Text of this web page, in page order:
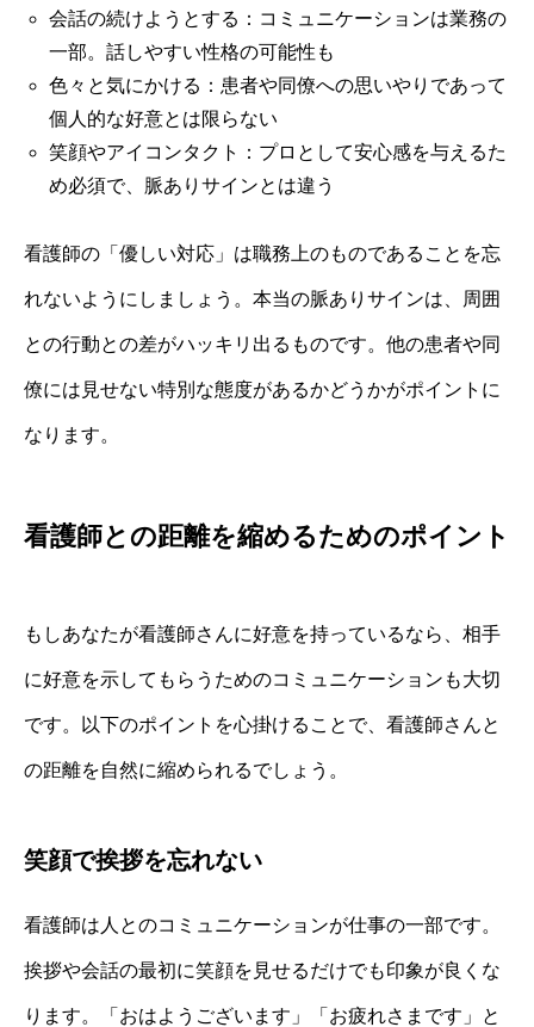
会話の続けようとする：コミュニケーションは業務の
一部。話しやすい性格の可能性も
色々と気にかける：患者や同僚への思いやりであって
個人的な好意とは限らない
笑顔やアイコンタクト：プロとして安心感を与えるた
め必須で、脈ありサインとは違う
看護師の「優しい対応」は職務上のものであることを忘
れないようにしましょう。本当の脈ありサインは、周囲
との行動との差がハッキリ出るものです。他の患者や同
僚には見せない特別な態度があるかどうかがポイントに
なります。
看護師との距離を縮めるためのポイント
もしあなたが看護師さんに好意を持っているなら、相手
に好意を示してもらうためのコミュニケーションも大切
です。以下のポイントを心掛けることで、看護師さんと
の距離を自然に縮められるでしょう。
笑顔で挨拶を忘れない
看護師は人とのコミュニケーションが仕事の一部です。
挨拶や会話の最初に笑顔を見せるだけでも印象が良くな
ります。「おはようございます」「お疲れさまです」と